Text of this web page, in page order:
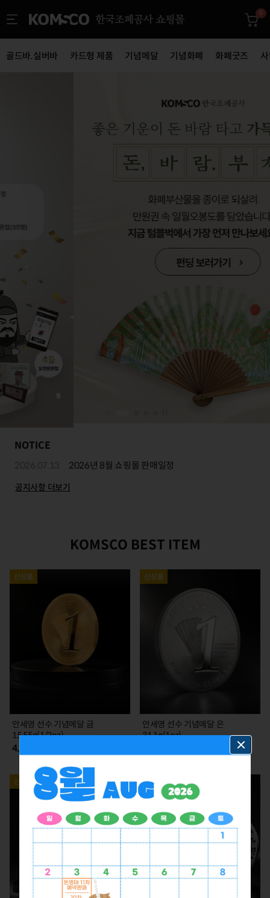
0
골드바.실버바 카드형 제품 기념메달 기념화폐 화폐굿즈
NOTICE
2026.07.13 2026년 8월 쇼핑몰 판매일정
공지사항 더보기
KOMSCO BEST ITEM
안세영 선수 기념메달 금
15.55g(1/2oz)
4,785,000
안세영 선수 기념메달 은
31.1g(1oz)